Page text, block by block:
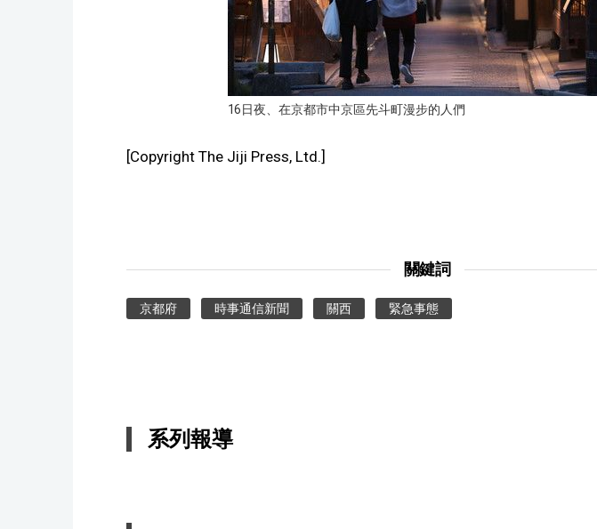
16日夜、在京都市中京區先斗町漫步的人們
[Copyright The Jiji Press, Ltd.]
關鍵詞
京都府 時事通信新聞 關西 緊急事態
系列報導